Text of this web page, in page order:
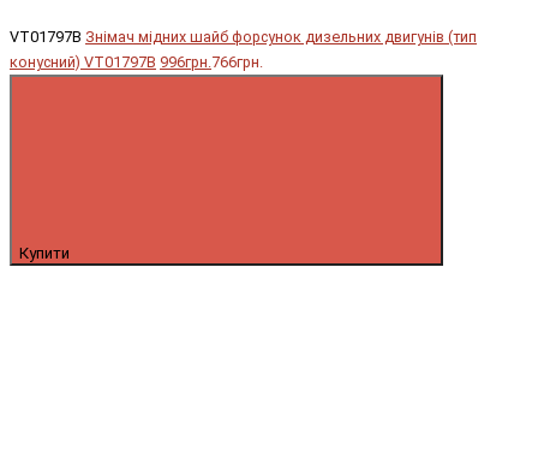
VT01797B Знімач мідних шайб форсунок дизельних двигунів (тип
конусний) VT01797B 996грн.766грн.
Купити